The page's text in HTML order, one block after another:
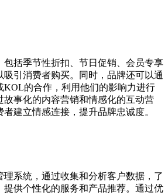
包括季节性折扣、节日促销、会员专享
引消费者购买。同时，品牌还可以通
KOL的合作，利用他们的影响力进行
故事化的内容营销和情感化的互动营
建立情感连接，提升品牌忠诚度。
系统，通过收集和分析客户数据，了
提供个性化的服务和产品推荐。通过优